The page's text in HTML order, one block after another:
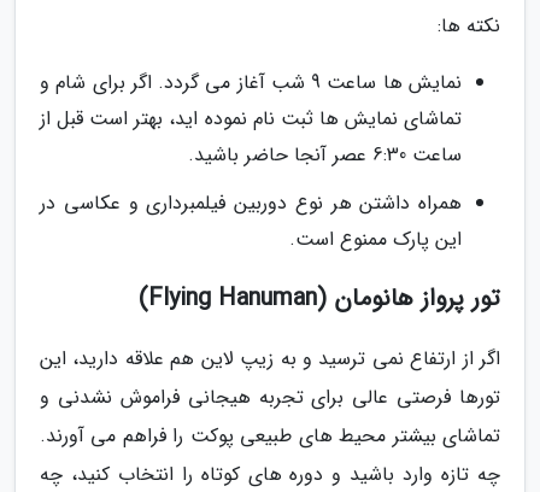
نکته ها:
نمایش ها ساعت 9 شب آغاز می گردد. اگر برای شام و
تماشای نمایش ها ثبت نام نموده اید، بهتر است قبل از
ساعت 6:30 عصر آنجا حاضر باشید.
همراه داشتن هر نوع دوربین فیلمبرداری و عکاسی در
این پارک ممنوع است.
تور پرواز هانومان (Flying Hanuman)
اگر از ارتفاع نمی ترسید و به زیپ لاین هم علاقه دارید، این
تورها فرصتی عالی برای تجربه هیجانی فراموش نشدنی و
تماشای بیشتر محیط های طبیعی پوکت را فراهم می آورند.
چه تازه وارد باشید و دوره های کوتاه را انتخاب کنید، چه